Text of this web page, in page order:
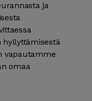
ja
vapautamme
omaa